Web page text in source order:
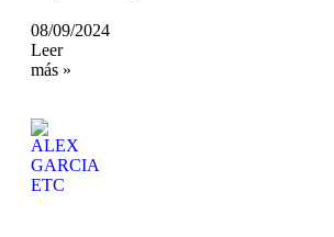
08/09/2024
Leer
más »